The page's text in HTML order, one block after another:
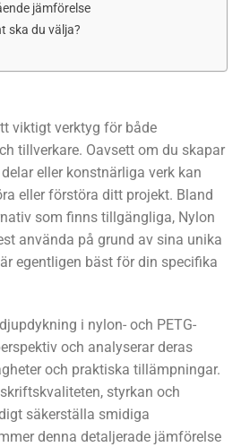
jämförelse
ska du välja?
viktigt verktyg för både
tillverkare. Oavsett om du skapar
eller konstnärliga verk kan
eller förstöra ditt projekt. Bland
som finns tillgängliga, Nylon
använda på grund av sina unika
egentligen bäst för din specifika
i nylon- och PETG-
och analyserar deras
och praktiska tillämpningar.
styrkan och
säkerställa smidiga
denna detaljerade jämförelse